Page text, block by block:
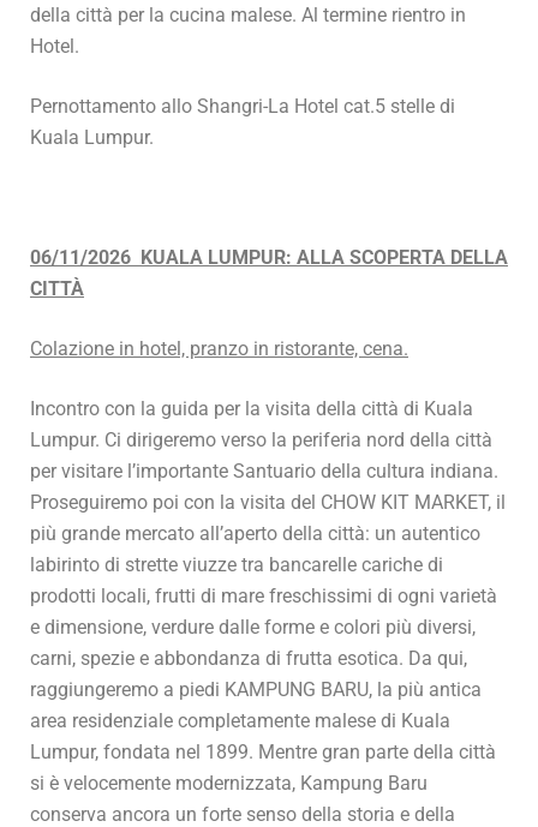
della città per la cucina malese. Al termine rientro in
Hotel.
Pernottamento allo Shangri-La Hotel cat.5 stelle di
Kuala Lumpur.
06/11/2026 KUALA LUMPUR: ALLA SCOPERTA DELLA
CITTÀ
Colazione in hotel, pranzo in ristorante, cena.
Incontro con la guida per la visita della città di Kuala
Lumpur. Ci dirigeremo verso la periferia nord della città
per visitare l’importante Santuario della cultura indiana.
Proseguiremo poi con la visita del CHOW KIT MARKET, il
più grande mercato all’aperto della città: un autentico
labirinto di strette viuzze tra bancarelle cariche di
prodotti locali, frutti di mare freschissimi di ogni varietà
e dimensione, verdure dalle forme e colori più diversi,
carni, spezie e abbondanza di frutta esotica. Da qui,
raggiungeremo a piedi KAMPUNG BARU, la più antica
area residenziale completamente malese di Kuala
Lumpur, fondata nel 1899. Mentre gran parte della città
si è velocemente modernizzata, Kampung Baru
conserva ancora un forte senso della storia e della